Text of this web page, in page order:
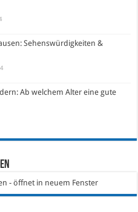
Sehenswürdigkeiten &
Ab welchem Alter eine gute